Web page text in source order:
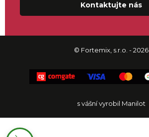
© Fortemix, s.r.o. - 2026
s vášní vyrobil Manilot
Kontaktujte nás